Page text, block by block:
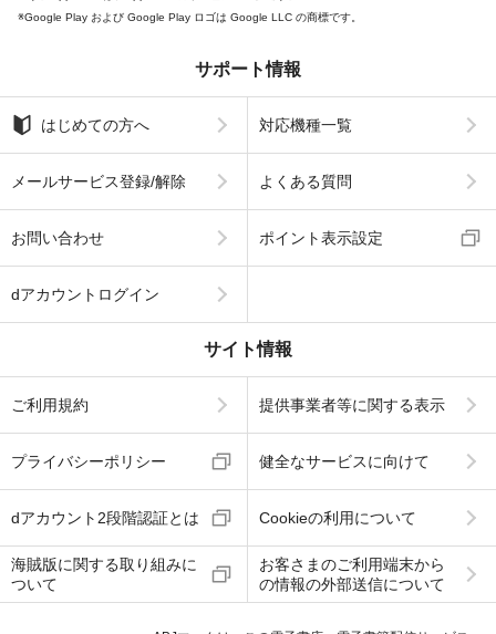
Google Play および Google Play ロゴは Google LLC の商標です。
サポート情報
はじめての方へ 対応機種一覧
メールサービス登録/解除 よくある質問
お問い合わせ ポイント表示設定
dアカウントログイン
サイト情報
ご利用規約 提供事業者等に関する表示
プライバシーポリシー 健全なサービスに向けて
dアカウント2段階認証とは Cookieの利用について
海賊版に関する取り組みに
ついて
お客さまのご利用端末から
の情報の外部送信について